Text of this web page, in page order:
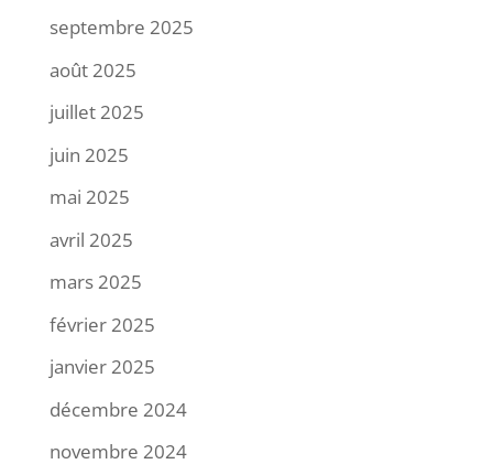
septembre 2025
août 2025
juillet 2025
juin 2025
mai 2025
avril 2025
mars 2025
février 2025
janvier 2025
décembre 2024
novembre 2024